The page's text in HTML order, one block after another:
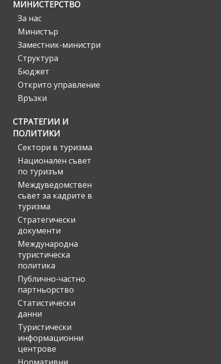
МИНИСТЕРСТВО
За нас
Министър
Заместник-министри
Структура
Бюджет
Открито управление
Връзки
СТРАТЕГИИ И
ПОЛИТИКИ
Сектори в туризма
Национален съвет
по туризъм
Междуведомствен
съвет за кадрите в
туризма
Стратегически
документи
Международна
туристическа
политика
Публично-частно
партньорство
Статистически
данни
Туристически
информационни
центрове